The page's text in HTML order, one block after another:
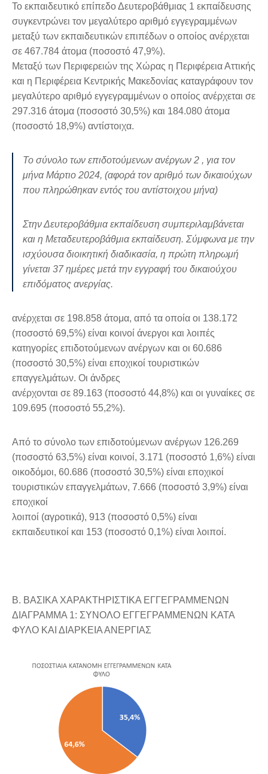
Το εκπαιδευτικό επίπεδο Δευτεροβάθμιας 1 εκπαίδευσης
συγκεντρώνει τον μεγαλύτερο αριθμό εγγεγραμμένων
μεταξύ των εκπαιδευτικών επιπέδων ο οποίος ανέρχεται
σε 467.784 άτομα (ποσοστό 47,9%).
Μεταξύ των Περιφερειών της Χώρας η Περιφέρεια Αττικής
και η Περιφέρεια Κεντρικής Μακεδονίας καταγράφουν τον
μεγαλύτερο αριθμό εγγεγραμμένων ο οποίος ανέρχεται σε
297.316 άτομα (ποσοστό 30,5%) και 184.080 άτομα
(ποσοστό 18,9%) αντίστοιχα.
Το σύνολο των επιδοτούμενων ανέργων 2 , για τον
μήνα Μάρτιο 2024, (αφορά τον αριθμό των δικαιούχων
που πληρώθηκαν εντός του αντίστοιχου μήνα)
Στην Δευτεροβάθμια εκπαίδευση συμπεριλαμβάνεται
και η Μεταδευτεροβάθμια εκπαίδευση. Σύμφωνα με την
ισχύουσα διοικητική διαδικασία, η πρώτη πληρωμή
γίνεται 37 ημέρες μετά την εγγραφή του δικαιούχου
επιδόματος ανεργίας.
ανέρχεται σε 198.858 άτομα, από τα οποία οι 138.172
(ποσοστό 69,5%) είναι κοινοί άνεργοι και λοιπές
κατηγορίες επιδοτούμενων ανέργων και οι 60.686
(ποσοστό 30,5%) είναι εποχικοί τουριστικών
επαγγελμάτων. Οι άνδρες
ανέρχονται σε 89.163 (ποσοστό 44,8%) και οι γυναίκες σε
109.695 (ποσοστό 55,2%).
Από το σύνολο των επιδοτούμενων ανέργων 126.269
(ποσοστό 63,5%) είναι κοινοί, 3.171 (ποσοστό 1,6%) είναι
οικοδόμοι, 60.686 (ποσοστό 30,5%) είναι εποχικοί
τουριστικών επαγγελμάτων, 7.666 (ποσοστό 3,9%) είναι
εποχικοί
λοιποί (αγροτικά), 913 (ποσοστό 0,5%) είναι
εκπαιδευτικοί και 153 (ποσοστό 0,1%) είναι λοιποί.
Β. ΒΑΣΙΚΑ ΧΑΡΑΚΤΗΡΙΣΤΙΚΑ ΕΓΓΕΓΡΑΜΜΕΝΩΝ
ΔΙΑΓΡΑΜΜΑ 1: ΣΥΝΟΛΟ ΕΓΓΕΓΡΑΜΜΕΝΩΝ ΚΑΤΑ
ΦΥΛΟ ΚΑΙ ΔΙΑΡΚΕΙΑ ΑΝΕΡΓΙΑΣ